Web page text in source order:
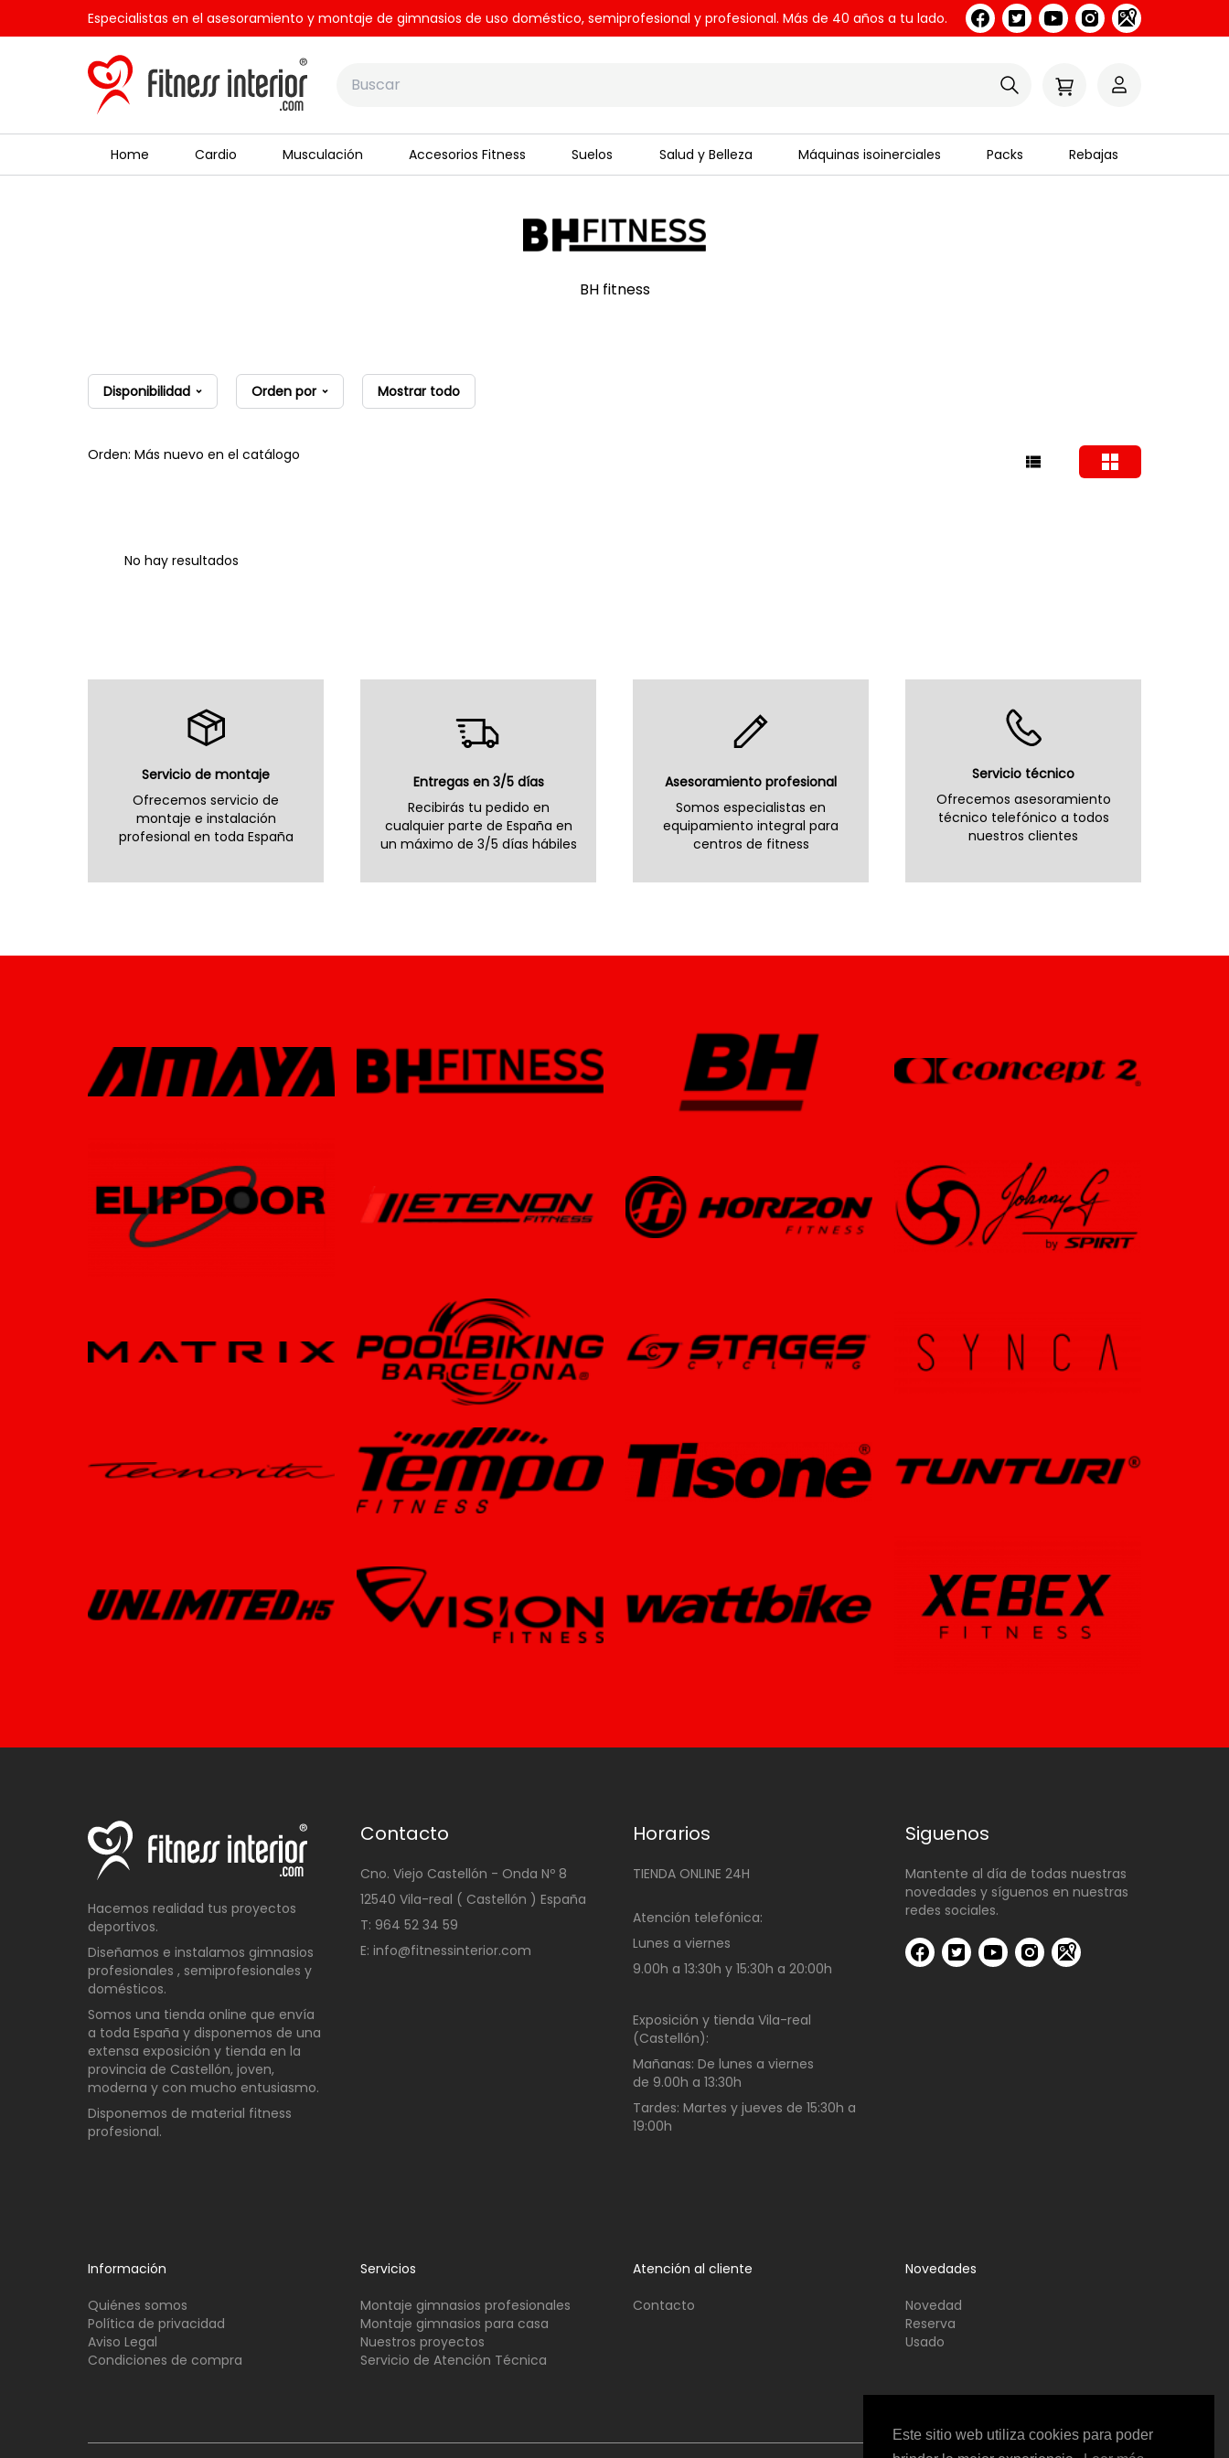
Este sitio web utiliza cookies para poder
Especialistas en el asesoramiento y montaje de gimnasios de uso doméstico, semiprofesional y profesional. Más de 40 años a tu lado.
Home Cardio Musculación Accesorios Fitness Suelos Salud y Belleza Máquinas isoinerciales Packs Rebajas
BH fitness
Disponibilidad Orden por Mostrar todo
Orden: Más nuevo en el catálogo
No hay resultados
Servicio de montaje
Ofrecemos servicio de
montaje e instalación
profesional en toda España
Entregas en 3/5 días
Recibirás tu pedido en
cualquier parte de España en
un máximo de 3/5 días hábiles
Asesoramiento profesional
Somos especialistas en
equipamiento integral para
centros de fitness
Servicio técnico
Ofrecemos asesoramiento
técnico telefónico a todos
nuestros clientes
Hacemos realidad tus proyectos
deportivos.
Diseñamos e instalamos gimnasios
profesionales , semiprofesionales y
domésticos.
Somos una tienda online que envía
a toda España y disponemos de una
extensa exposición y tienda en la
provincia de Castellón, joven,
moderna y con mucho entusiasmo.
Disponemos de material fitness
profesional.
Contacto
Cno. Viejo Castellón - Onda Nº 8
12540 Vila-real ( Castellón ) España
T: 964 52 34 59
E: info@fitnessinterior.com
Horarios
TIENDA ONLINE 24H
Atención telefónica:
Lunes a viernes
9.00h a 13:30h y 15:30h a 20:00h
Exposición y tienda Vila-real
(Castellón):
Mañanas: De lunes a viernes
de 9.00h a 13:30h
Tardes: Martes y jueves de 15:30h a
19:00h
Siguenos
Mantente al día de todas nuestras
novedades y síguenos en nuestras
redes sociales.
Información
Quiénes somos
Política de privacidad
Aviso Legal
Condiciones de compra
Servicios
Montaje gimnasios profesionales
Montaje gimnasios para casa
Nuestros proyectos
Servicio de Atención Técnica
Atención al cliente
Contacto
Novedades
Novedad
Reserva
Usado